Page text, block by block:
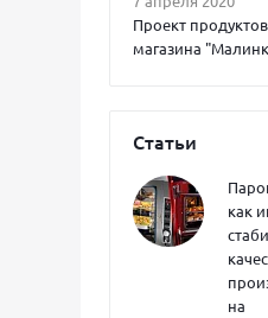
Проект
магазина
Статьи
как
на